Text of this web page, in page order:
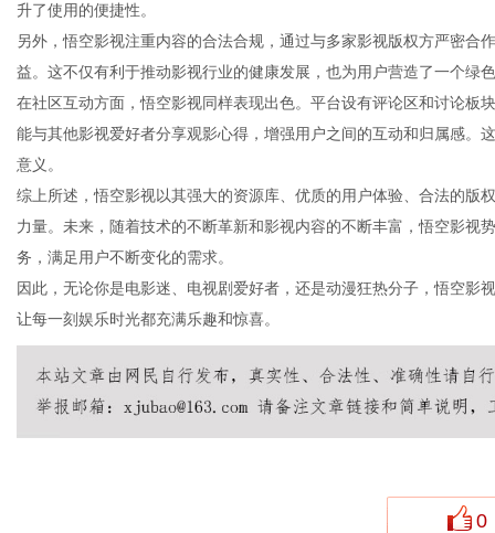
升了使用的便捷性。
另外，悟空影视注重内容的合法合规，通过与多家影视版权方严密合
益。这不仅有利于推动影视行业的健康发展，也为用户营造了一个绿
在社区互动方面，悟空影视同样表现出色。平台设有评论区和讨论板
能与其他影视爱好者分享观影心得，增强用户之间的互动和归属感。
意义。
综上所述，悟空影视以其强大的资源库、优质的用户体验、合法的版
力量。未来，随着技术的不断革新和影视内容的不断丰富，悟空影视
务，满足用户不断变化的需求。
因此，无论你是电影迷、电视剧爱好者，还是动漫狂热分子，悟空影
让每一刻娱乐时光都充满乐趣和惊喜。
0